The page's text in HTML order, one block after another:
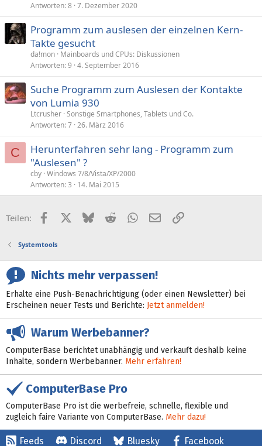
Antworten 8 7. Dezember 2020
Programm zum auslesen der einzelnen Kern-
Takte gesucht
da!mon Mainboards und CPUs: Diskussionen
Antworten 9 4. September 2016
Suche Programm zum Auslesen der Kontakte
von Lumia 930
Ltcrusher Sonstige Smartphones, Tablets und Co.
Antworten 7 26. März 2016
C
Herunterfahren sehr lang - Programm zum
"Auslesen" ?
cby Windows 7/8/Vista/XP/2000
Antworten 3 14. Mai 2015
Teilen: FacebookX (Twitter)
BlueskyRedditWhatsApp
E-MailLink
Systemtools
Nichts mehr verpassen!
Erhalte eine Push-Benachrichtigung (oder einen Newsletter) bei
Erscheinen neuer Tests und Berichte: Jetzt anmelden!
Warum Werbebanner?
ComputerBase berichtet unabhängig und verkauft deshalb keine
Inhalte, sondern Werbebanner. Mehr erfahren!
ComputerBase Pro
ComputerBase Pro ist die werbefreie, schnelle, flexible und
zugleich faire Variante von ComputerBase. Mehr dazu!
Feeds Discord Bluesky Facebook